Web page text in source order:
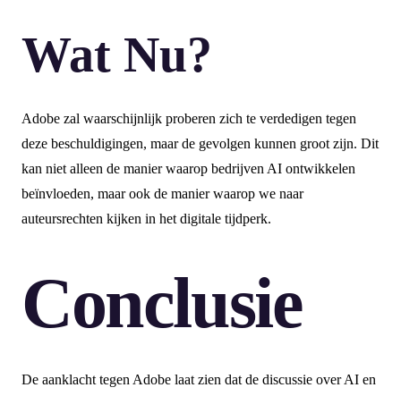
Wat Nu?
Adobe zal waarschijnlijk proberen zich te verdedigen tegen
deze beschuldigingen, maar de gevolgen kunnen groot zijn. Dit
kan niet alleen de manier waarop bedrijven AI ontwikkelen
beïnvloeden, maar ook de manier waarop we naar
auteursrechten kijken in het digitale tijdperk.
Conclusie
De aanklacht tegen Adobe laat zien dat de discussie over AI en